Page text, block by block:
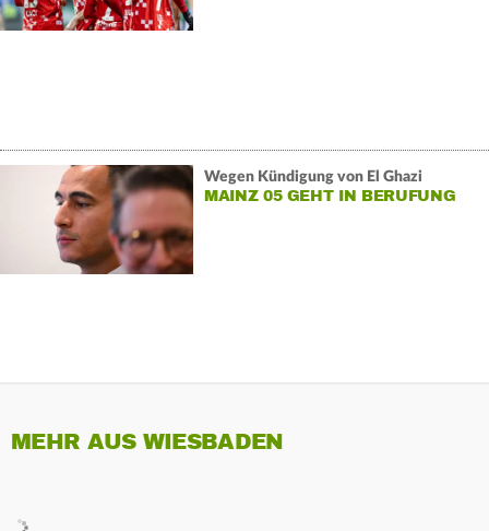
Wegen Kündigung von El Ghazi
MAINZ 05 GEHT IN BERUFUNG
MEHR AUS WIESBADEN